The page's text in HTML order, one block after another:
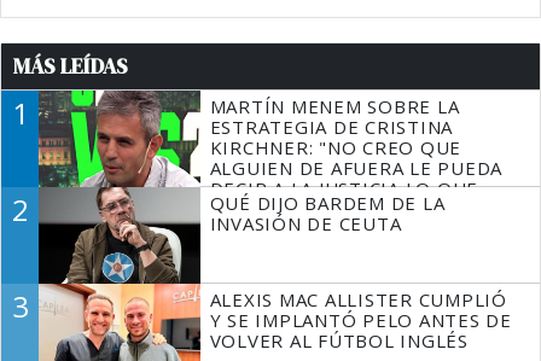
MÁS LEÍDAS
1
MARTÍN MENEM SOBRE LA
ESTRATEGIA DE CRISTINA
KIRCHNER: "NO CREO QUE
ALGUIEN DE AFUERA LE PUEDA
DECIR A LA JUSTICIA LO QUE
TIENE QUE HACER"
2
QUÉ DIJO BARDEM DE LA
INVASIÓN DE CEUTA
3
ALEXIS MAC ALLISTER CUMPLIÓ
Y SE IMPLANTÓ PELO ANTES DE
VOLVER AL FÚTBOL INGLÉS